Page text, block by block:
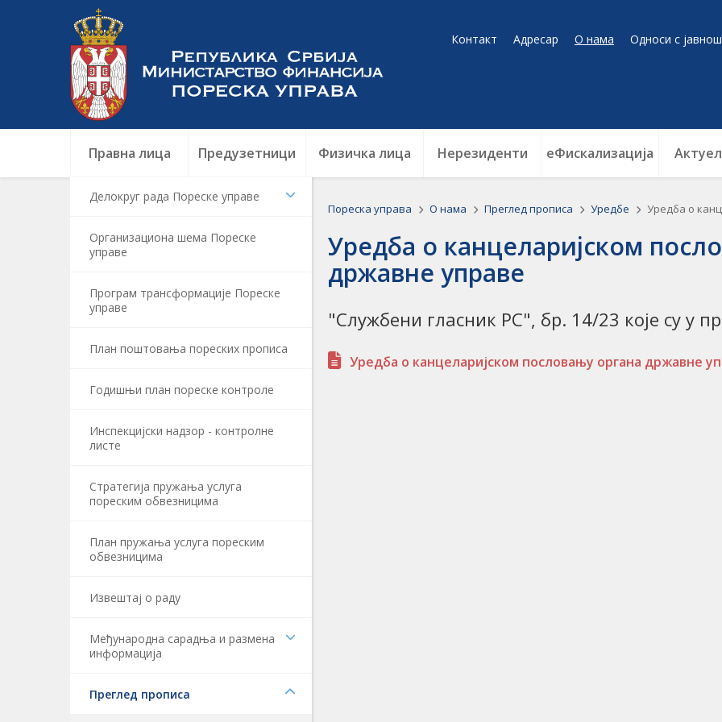
Контакт Адресар О нама Односи с
Правна лица Предузетници Физичка лица Нерезиденти еФискализација
Делокруг рада Пореске управе
Организациона шема Пореске
управе
Програм трансформације Пореске
управе
План поштовања пореских прописа
Годишњи план пореске контроле
Инспекцијски надзор - контролне
листе
Стратегија пружања услуга
пореским обвезницима
План пружања услуга пореским
обвезницима
Извештај о раду
Међународна сарадња и размена
информација
Преглед прописа
Пореска управа О нама Преглед прописа Уредбе Уредба о
Уредба о канцеларијском
државне управе
"Службени гласник РС", бр. 14/23 које су у
Уредба о канцеларијском пословању органа државне